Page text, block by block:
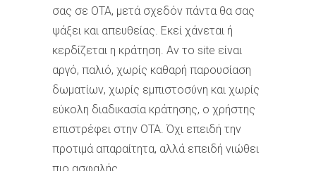
σας σε OTA, μετά σχεδόν πάντα θα σας
ψάξει και απευθείας. Εκεί χάνεται ή
κερδίζεται η κράτηση. Αν το site είναι
αργό, παλιό, χωρίς καθαρή παρουσίαση
δωματίων, χωρίς εμπιστοσύνη και χωρίς
εύκολη διαδικασία κράτησης, ο χρήστης
επιστρέφει στην OTA. Όχι επειδή την
προτιμά απαραίτητα, αλλά επειδή νιώθει